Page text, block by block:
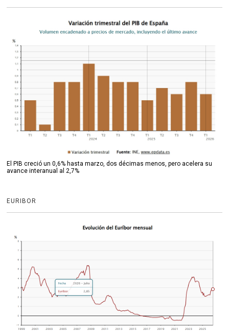
El PIB creció un 0,6% hasta marzo, dos décimas menos, pero acelera su
avance interanual al 2,7%
EURIBOR